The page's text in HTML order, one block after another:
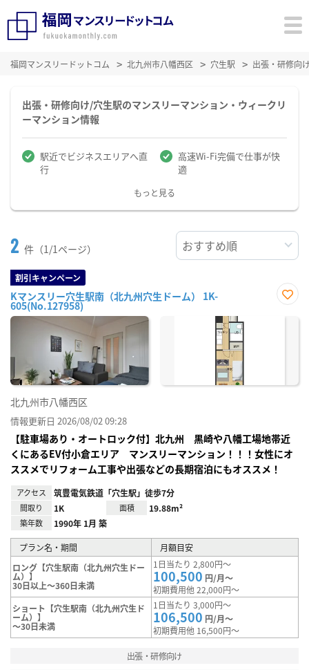
福岡マンスリードットコム 北九州市八幡西区 穴生駅 出張・研修向
出張・研修向け/穴生駅のマンスリーマンション・ウィークリ
ーマンション情報
駅近でビジネスエリアへ直
行
高速Wi-Fi完備で仕事が快
適
もっと見る
2 件（1/1ページ）
割引キャンペーン
Kマンスリー穴生駅南（北九州穴生ドーム） 1K-
605(No.127958)
に入
北九州市八幡西区
情報更新日 2026/08/02 09:28
【駐車場あり・オートロック付】北九州 黒崎や八幡工場地帯近
くにあるEV付小倉エリア マンスリーマンション！！！女性にオ
ススメでリフォーム工事や出張などの長期宿泊にもオススメ！
アクセス 筑豊電気鉄道「穴生駅」徒歩7分
間取り 1K 面積 19.88m²
築年数 1990年 1月 築
プラン名・期間
月額目安
ロング【穴生駅南（北九州穴生ドー
ム）】
30日以上～360日未満
1日当たり 2,800円～
100,500 円/月～
初期費用他 22,000円～
ショート【穴生駅南（北九州穴生ド
ーム）】
～30日未満
1日当たり 3,000円～
106,500 円/月～
初期費用他 16,500円～
出張・研修向け